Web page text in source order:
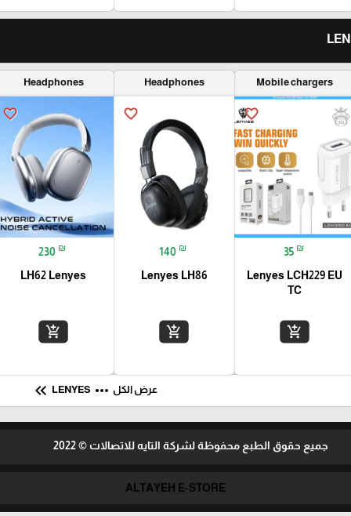
Mobile chargers
favorite_border
35 ₪
Lenyes LCH229 EU
TC
add_shopping_cart
Headphones
favorite_border
140 ₪
Lenyes LH86
add_shopping_cart
Headphones
favorite_border
230 ₪
LH62 Lenyes
add_shopping_cart
عرض الكل more_horiz
keyboard_double_arrow_left
جميع حقوق الطبع محفوظة لشركة التايه للاتصالات © 2022
ALTAYEH E-STORE